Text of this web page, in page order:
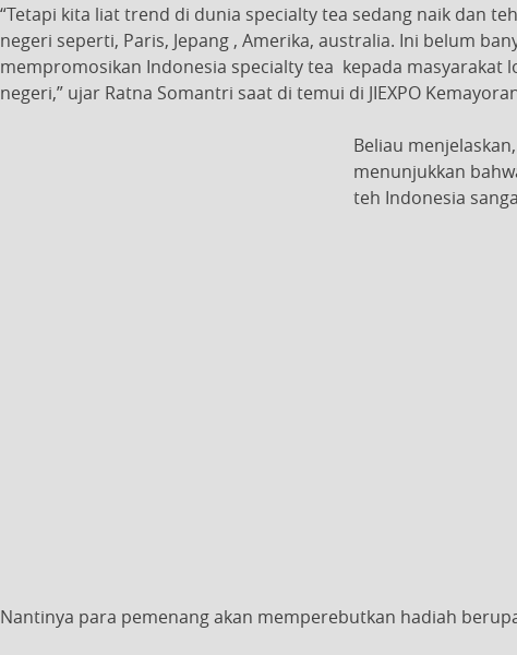
“Tetapi kita liat trend di dunia specialty tea sedang naik dan
negeri seperti, Paris, Jepang , Amerika, australia. Ini belum
mempromosikan Indonesia specialty tea kepada
negeri,” ujar Ratna Somantri saat di temui di JIEXPO
Beliau
menunjukkan
teh Indonesia
Nantinya para pemenang akan memperebutkan hadiah